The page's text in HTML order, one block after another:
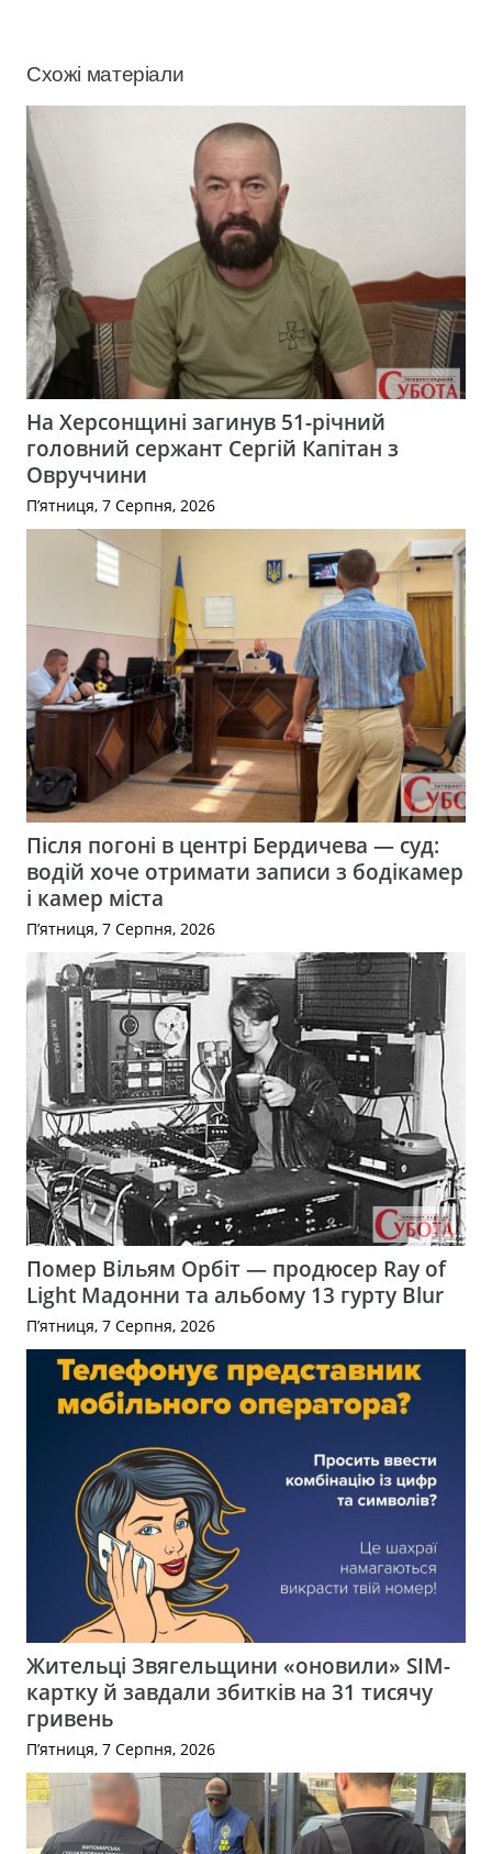
Схожі матеріали
На Херсонщині загинув 51-річний
головний сержант Сергій Капітан з
Овруччини
П’ятниця, 7 Серпня, 2026
Після погоні в центрі Бердичева — суд:
водій хоче отримати записи з бодікамер
і камер міста
П’ятниця, 7 Серпня, 2026
Помер Вільям Орбіт — продюсер Ray of
Light Мадонни та альбому 13 гурту Blur
П’ятниця, 7 Серпня, 2026
Жительці Звягельщини «оновили» SIM-
картку й завдали збитків на 31 тисячу
гривень
П’ятниця, 7 Серпня, 2026